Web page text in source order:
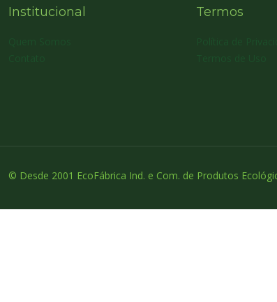
Institucional Termos
© Desde 2001 EcoFábrica Ind. e Com. de Produtos